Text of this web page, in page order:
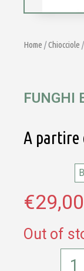
Home /Chiocciole
FUNGHI
A partire
€29,00
Out of